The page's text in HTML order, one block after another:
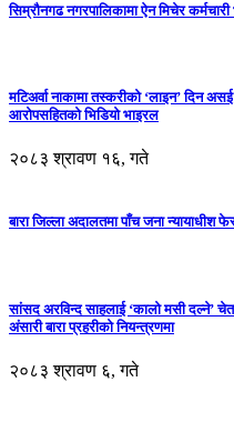
सिम्रौनगढ नगरपालिकामा ऐन मिचेर
मटिअर्वा नाकामा तस्करीको ‘लाइन’ दिन
आरोपसहितको भिडियो भाइरल
२०८३ श्रावण १६, गते
बारा जिल्ला अदालतमा पाँच जना न्यायाधीश
सांसद अरविन्द साहलाई ‘कालो मसी दल्ने’
अंसारी बारा प्रहरीको नियन्त्रणमा
२०८३ श्रावण ६, गते